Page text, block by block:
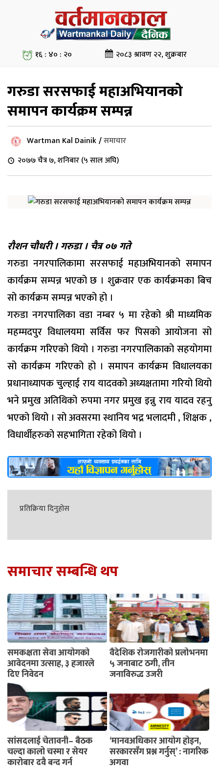
१६ : ४० : २० २०८३ श्रावण २२, शुक्रबार
गरुडा सरसफाई महाअभियानको
समापन कार्यक्रम सम्पन्न
Wartman Kal Dainik/समाचार
२०७७ चैत्र ७, शनिबार (५ साल अघि)
रौशन चौधरी । गरुडा । चैत्र ०७ गते
गरुडा नगरपालिकामा सरसफाई महाअभियानको समापन
कार्यक्रम सम्पन्न भएको छ । शुक्रवार एक कार्यक्रमका बिच
सो कार्यक्रम सम्पन्न भएको हो ।
गरुडा नगरपालिका वडा नम्बर ५ मा रहेको श्री माध्यमिक
महम्मदपुर विधालयमा सर्विस फर पिसको आयोजना सो
कार्यक्रम गरिएको थियो । गरुडा नगरपालिकाको सहयोगमा
सो कार्यक्रम गरिएको हो । समापन कार्यक्रम विधालयका
प्रधानाध्यापक चुल्हाई राय यादवको अध्यक्षतामा गरियो थियो
भने प्रमुख अतिथिको रुपमा नगर प्रमुख इन्नु राय यादव रहनु
भएको थियो । सो अवसरमा स्थानिय भद्र भलादमी , शिक्षक ,
विधार्थीहरुको सहभागिता रहेको थियो ।
प्रतिक्रिया दिनुहोस
समाचार सम्बन्धि थप
समकक्षता सेवा आयोगको
आवेदनमा उत्साह, ३ हजारले
दिए निवेदन
वैदेशिक रोजगारीको प्रलोभनमा
५ जनाबाट ठगी, तीन
जनाविरुद्ध उजुरी
सांसदलाई चेतावनी– बैठक
चल्दा कालो चस्मा र सेयर
कारोबार दुवै बन्द गर्नू
‘मानवअधिकार आयोग होइन,
सरकारसँग प्रश्न गर्नुस्’ : नागरिक
अगुवा